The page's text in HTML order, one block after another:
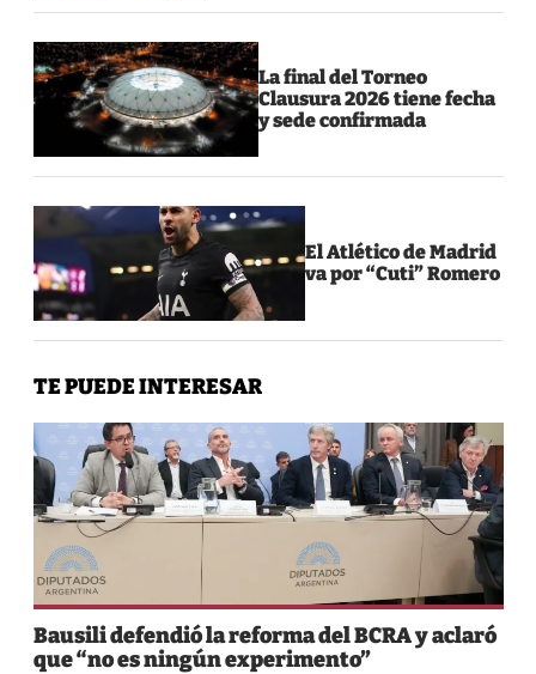
La final del Torneo
Clausura 2026 tiene fecha
y sede confirmada
El Atlético de Madrid
va por “Cuti” Romero
TE PUEDE INTERESAR
Bausili defendió la reforma del BCRA y aclaró
que “no es ningún experimento”